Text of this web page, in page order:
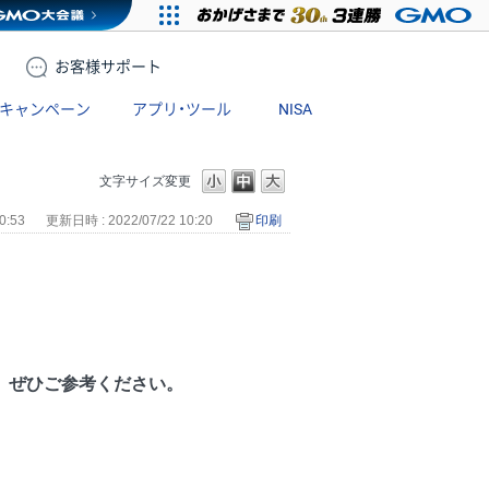
お客様サポート
キャンペーン アプリ・ツール NISA
文字サイズ変更
更新日時 : 2022/07/22 10:20 印刷
ひご参考ください。